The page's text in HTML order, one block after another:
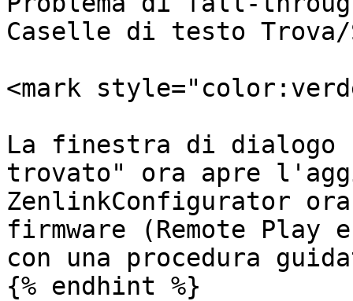
Caselle di testo
<mark
La finestra di dialogo
trovato" ora apre
ZenlinkConfigurator
firmware (Remote Play
con una procedura
{% endhint %}